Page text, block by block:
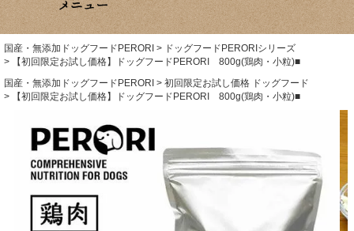
国産・無添加ドッグフードPERORI
ドッグフードPERORIシリーズ
【初回限定お試し価格】ドッグフードPERORI 800g(鶏肉・小粒)■
国産・無添加ドッグフードPERORI
初回限定お試し価格 ドッグフード
【初回限定お試し価格】ドッグフードPERORI 800g(鶏肉・小粒)■